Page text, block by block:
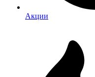
Акции